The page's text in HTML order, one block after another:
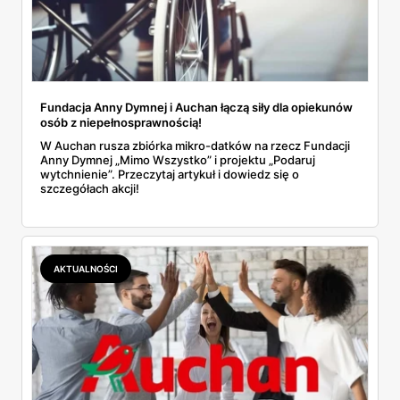
trudności nawet osobom w starszym wieku. Wystarczy
sprawdzić, jaka kwota z zakupu określonego produktu
zasili kartę, a następnie sfinalizować transakcję. To, co
na dowolne zakupy. Rabatem nieobjęte jest jedynie
tankowanie na stacjach Auchan. Wysokość środków
możesz sprawdzić na kilka sposobów. Saldo najłatwiej
sprawdzisz tuż po zakupach, bo widnieje ono na paragonie.
marketu, a także w aplikacji. Ważność punktów Skarbonki
wygasa z końcem każdego roku kalendarzowego. Trzeba
pamiętać o tym, że karta i środki na niej zachowują
ważność jedynie wtedy, gdy dokonasz rejestracji karty w
ciągu 30 dni od dokonania pierwszych zakupów z kartą.
Rejestracja odbywa się online lub w Punkcie Obsługi
Klienta poprzez wypełnienie formularza. Żeby móc
Fundacja Anny Dymnej i Auchan łączą siły dla opiekunów
osób z niepełnosprawnością!
W Auchan rusza zbiórka mikro-datków na rzecz Fundacji
Anny Dymnej „Mimo Wszystko” i projektu „Podaruj
wytchnienie”. Przeczytaj artykuł i dowiedz się o
szczegółach akcji!
AKTUALNOŚCI